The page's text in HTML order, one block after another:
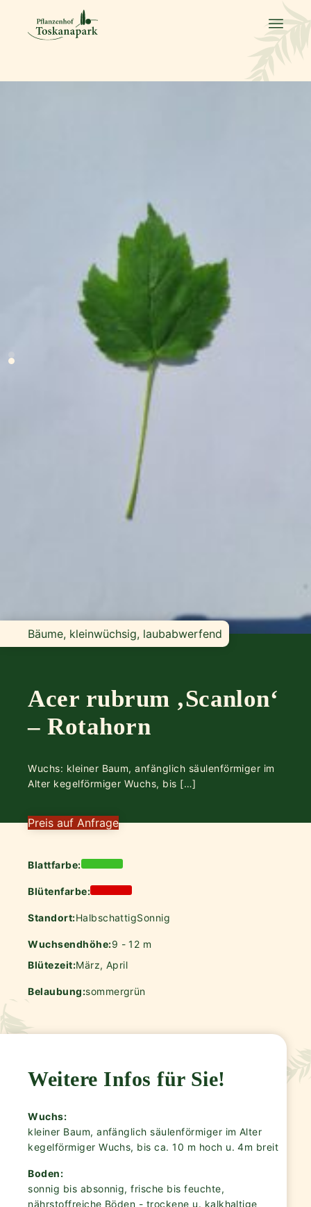
Bäume, kleinwüchsig, laubabwerfend
Acer rubrum ‚Scanlon‘
– Rotahorn
Wuchs: kleiner Baum, anfänglich säulenförmiger im
Alter kegelförmiger Wuchs, bis […]
Preis auf Anfrage
Blattfarbe:
Blütenfarbe:
Standort:HalbschattigSonnig
Wuchsendhöhe:9 - 12 m
Blütezeit:März, April
Belaubung:sommergrün
Weitere Infos für Sie!
Wuchs:
kleiner Baum, anfänglich säulenförmiger im Alter
kegelförmiger Wuchs, bis ca. 10 m hoch u. 4m breit
Boden:
sonnig bis absonnig, frische bis feuchte,
nährstoffreiche Böden - trockene u. kalkhaltige